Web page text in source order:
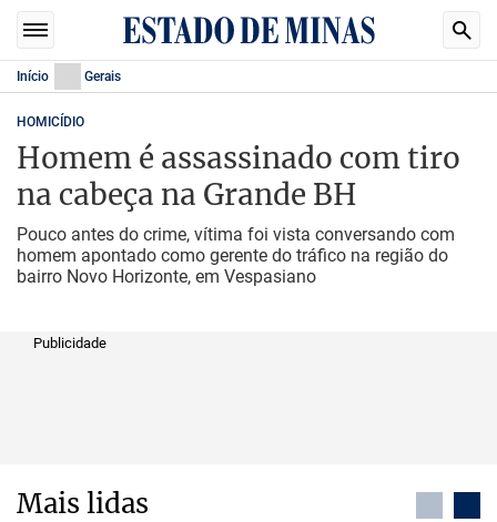
Início Gerais
HOMICÍDIO
Homem é assassinado com tiro
na cabeça na Grande BH
Pouco antes do crime, vítima foi vista conversando com
homem apontado como gerente do tráfico na região do
bairro Novo Horizonte, em Vespasiano
Publicidade
Mais lidas